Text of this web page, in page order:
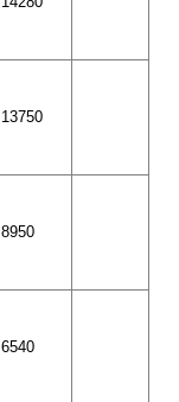
13750
8950
6540